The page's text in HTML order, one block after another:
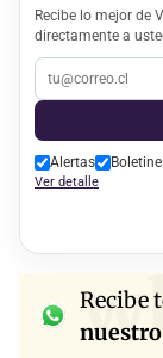
Recibe lo mejor de
directamente a
Alertas
Ver detalle
Recibe